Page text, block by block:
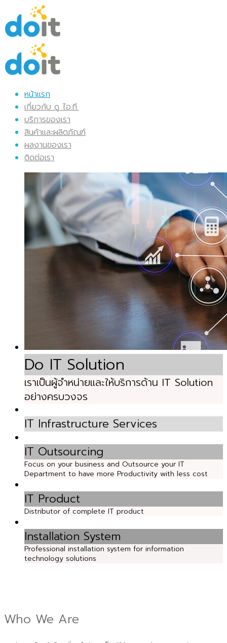
หน้าแรก
เกี่ยวกับ ดู ไอ.ที.
บริการของเรา
สินค้าและผลิตภัณฑ์
ผลงานของเรา
ติดต่อเรา
Do IT Solution
เราเป็นผู้จำหน่ายและให้บริการด้าน IT Solution
อย่างครบวงจร
IT Infrastructure Services
IT Outsourcing
Focus on your business and Outsource your IT
Department to have more Productivity with less cost
IT Product
Distributor of complete IT product
Installation System
Professional installation system for information
technology solutions
Who We Are